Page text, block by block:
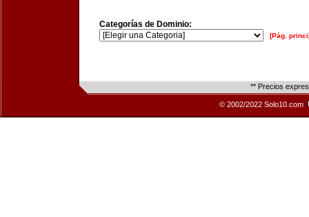
Categorías de Dominio:
[Pág.
** Precios
© 2002/2022 Solo10.com